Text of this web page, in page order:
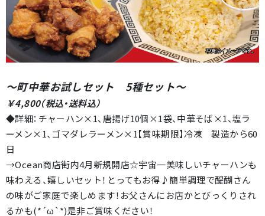
～町中華お試しセット 5種セット～
￥4,800（税込・送料込）
◆詳細：チャーハン×1、唐揚げ10個×1袋、中華そば×1、塩ラ
ーメン×1、ゴマダレラーメン×1【賞味期限】冷凍 製造から60
日
→Ocean商店街内4月新規開店☆宇宙一美味しいチャーハンも
味わえる、嬉しいセット！とってもお得♪簡単調理で醍醐さん
の味がご家庭で楽しめます！お父さんにお店かとびっくりされ
るかも(*´ω`*)是非ご賞味ください！